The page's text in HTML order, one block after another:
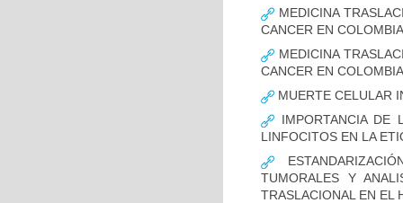
MEDICINA
CANCER EN COLOMBIA
MEDICINA
CANCER EN COLOMBIA
MUERTE CELULAR
IMPORTANCIA DE
LINFOCITOS EN LA
TUMORALES Y
TRASLACIONAL EN EL